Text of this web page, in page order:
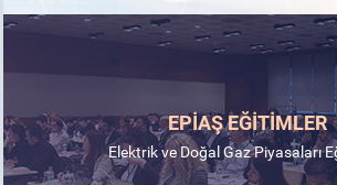
EPİAŞ EĞİTİMLER
Elektrik ve Doğal Gaz Piyasaları